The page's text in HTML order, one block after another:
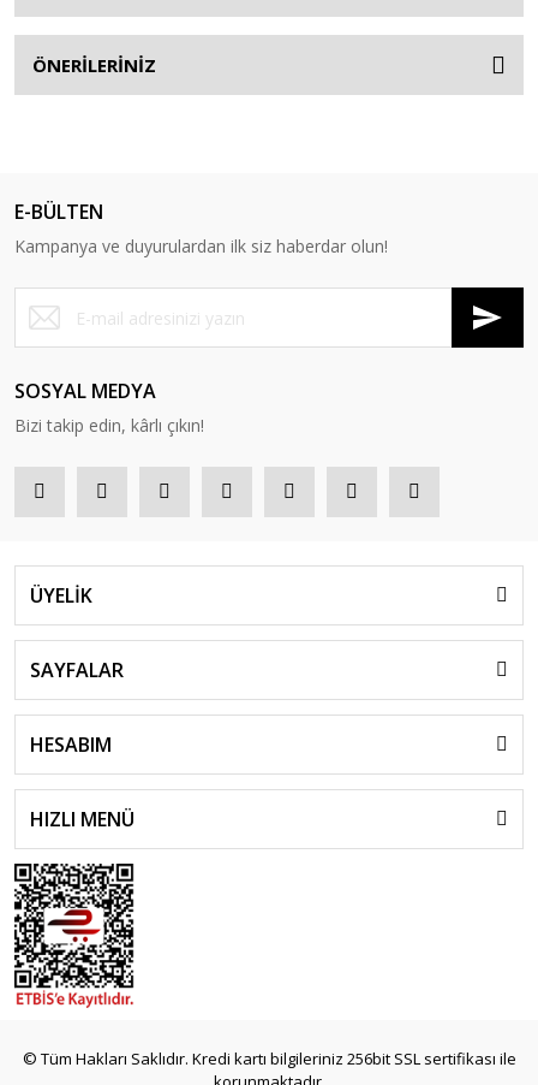
ÖNERİLERİNİZ
E-BÜLTEN
Kampanya ve duyurulardan ilk siz haberdar olun!
SOSYAL MEDYA
Bizi takip edin, kârlı çıkın!
ÜYELİK
SAYFALAR
HESABIM
HIZLI MENÜ
© Tüm Hakları Saklıdır. Kredi kartı bilgileriniz 256bit SSL sertifikası ile